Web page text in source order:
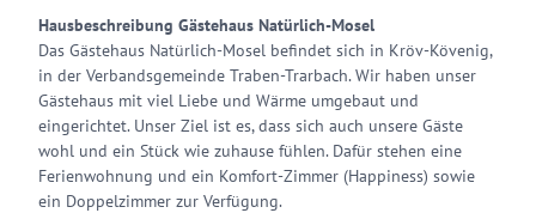
Hausbeschreibung Gästehaus Natürlich-Mosel
Das Gästehaus Natürlich-Mosel befindet sich in Kröv-Kövenig,
in der Verbandsgemeinde Traben-Trarbach. Wir haben unser
Gästehaus mit viel Liebe und Wärme umgebaut und
eingerichtet. Unser Ziel ist es, dass sich auch unsere Gäste
wohl und ein Stück wie zuhause fühlen. Dafür stehen eine
Ferienwohnung und ein Komfort-Zimmer (Happiness) sowie
ein Doppelzimmer zur Verfügung.